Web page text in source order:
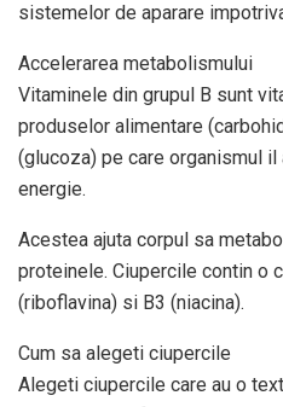
sistemelor de aparare
Accelerarea metabolismului
Vitaminele din grupul B sunt
produselor alimentare
(glucoza) pe care organismul il
energie.
Acestea ajuta corpul sa
proteinele. Ciupercile contin o
(riboflavina) si B3 (niacina).
Cum sa alegeti ciupercile
Alegeti ciupercile care au o